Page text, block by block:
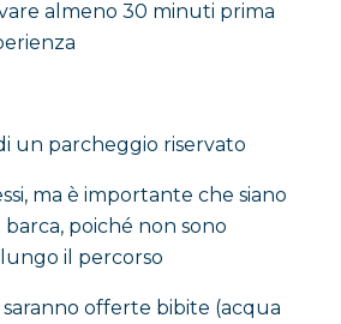
l’intera giornata.
almeno 30 minuti prima
un parcheggio riservato
ma è importante che siano
poiché non sono
il percorso
offerte bibite (acqua